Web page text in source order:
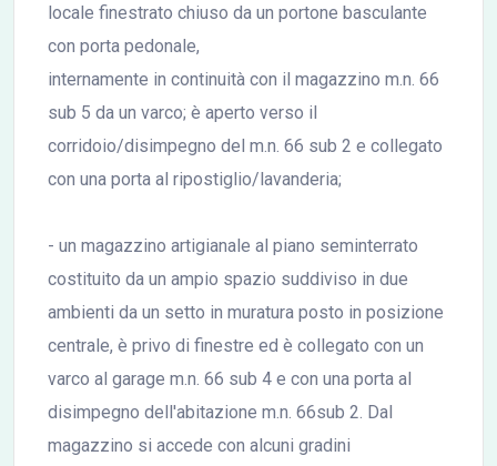
locale finestrato chiuso da un portone basculante
con porta pedonale,
internamente in continuità con il magazzino m.n. 66
sub 5 da un varco; è aperto verso il
corridoio/disimpegno del m.n. 66 sub 2 e collegato
con una porta al ripostiglio/lavanderia;
- un magazzino artigianale al piano seminterrato
costituito da un ampio spazio suddiviso in due
ambienti da un setto in muratura posto in posizione
centrale, è privo di finestre ed è collegato con un
varco al garage m.n. 66 sub 4 e con una porta al
disimpegno dell'abitazione m.n. 66sub 2. Dal
magazzino si accede con alcuni gradini